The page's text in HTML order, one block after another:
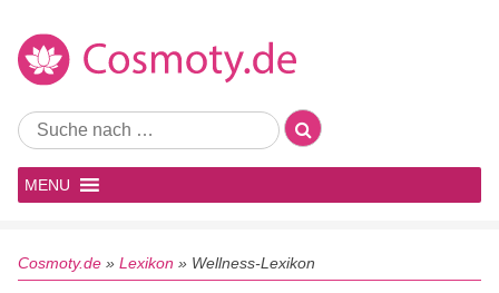
MENU
Cosmoty.de » Lexikon » Wellness-Lexikon